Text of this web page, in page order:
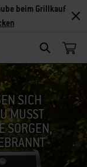
SEARCH
beim Grillkauf
SICH
MUSST L
D
W